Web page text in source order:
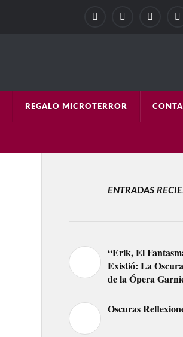
REGALO MICROTERROR
ENTRADAS
“Erik, El
Existió: La
de la Ópera
Oscuras